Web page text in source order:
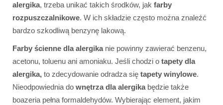
alergika, trzeba unikać takich środków, jak farby
rozpuszczalnikowe. W ich składzie często można znaleźć
bardzo szkodliwą benzynę lakową.
Farby ścienne dla alergikanie powinny zawierać benzenu,
acetonu, toluenu ani amoniaku. Jeśli chodzi o tapety dla
alergika, to zdecydowanie odradza się tapety winylowe.
Nieodpowiednia do wnętrza dla alergikabędzie także
boazeria pełna formaldehydów. Wybierając element, jakim